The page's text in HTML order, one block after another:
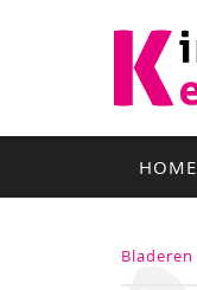
HOME
Bladeren